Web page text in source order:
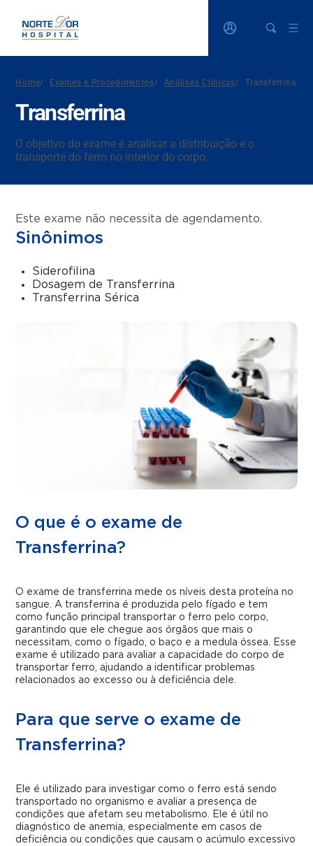
Home/ Exames e Procedimentos/ Análises Clínicas/ Transferrina
Transferrina
O objetivo do exame é analisar a distribuição e o
transporte do ferro no interior do corpo.
Este exame não necessita de agendamento.
Sinônimos
Siderofilina
Dosagem de Transferrina
Transferrina Sérica
O que é o exame de
Transferrina?
O exame de transferrina mede os níveis desta proteína no
sangue. A transferrina é produzida pelo fígado e tem
como função principal transportar o ferro pelo corpo,
garantindo que ele chegue aos órgãos que mais o
necessitam, como o fígado, o baço e a medula óssea. Esse
exame é utilizado para avaliar a capacidade do corpo de
transportar ferro, ajudando a identificar problemas
relacionados ao excesso ou à deficiência dele.
Para que serve o exame de
Transferrina?
Ele é utilizado para investigar como o ferro está sendo
transportado no organismo e avaliar a presença de
condições que afetam seu metabolismo. Ele é útil no
diagnóstico de anemia, especialmente em casos de
deficiência ou condições que causam o acúmulo excessivo